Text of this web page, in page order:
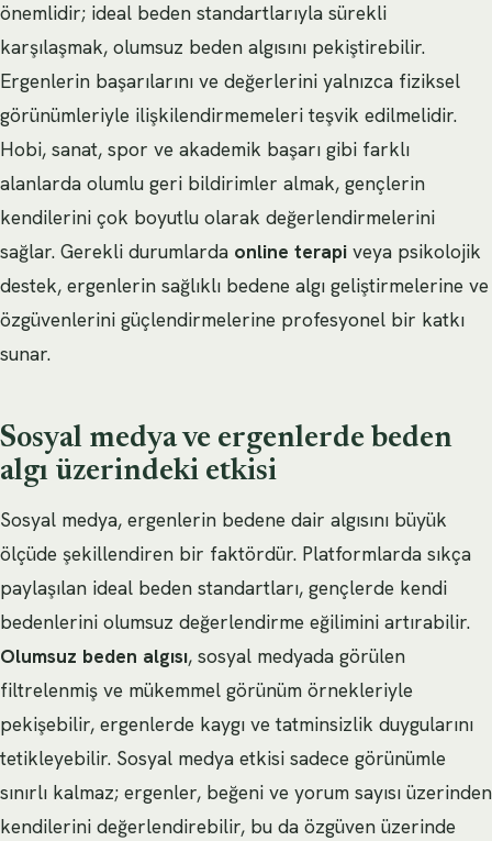
önemlidir; ideal beden standartlarıyla sürekli
karşılaşmak, olumsuz beden algısını pekiştirebilir.
Ergenlerin başarılarını ve değerlerini yalnızca fiziksel
görünümleriyle ilişkilendirmemeleri teşvik edilmelidir.
Hobi, sanat, spor ve akademik başarı gibi farklı
alanlarda olumlu geri bildirimler almak, gençlerin
kendilerini çok boyutlu olarak değerlendirmelerini
sağlar. Gerekli durumlarda online terapi veya psikolojik
destek, ergenlerin sağlıklı bedene algı geliştirmelerine ve
özgüvenlerini güçlendirmelerine profesyonel bir katkı
sunar.
Sosyal medya ve ergenlerde beden
algı üzerindeki etkisi
Sosyal medya, ergenlerin bedene dair algısını büyük
ölçüde şekillendiren bir faktördür. Platformlarda sıkça
paylaşılan ideal beden standartları, gençlerde kendi
bedenlerini olumsuz değerlendirme eğilimini artırabilir.
Olumsuz beden algısı, sosyal medyada görülen
filtrelenmiş ve mükemmel görünüm örnekleriyle
pekişebilir, ergenlerde kaygı ve tatminsizlik duygularını
tetikleyebilir. Sosyal medya etkisi sadece görünümle
sınırlı kalmaz; ergenler, beğeni ve yorum sayısı üzerinden
kendilerini değerlendirebilir, bu da özgüven üzerinde